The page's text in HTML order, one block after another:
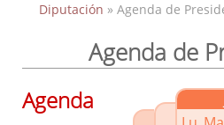
Presidencia
Grupos Políticos
Diputación » Agenda de
Agenda de
Agenda